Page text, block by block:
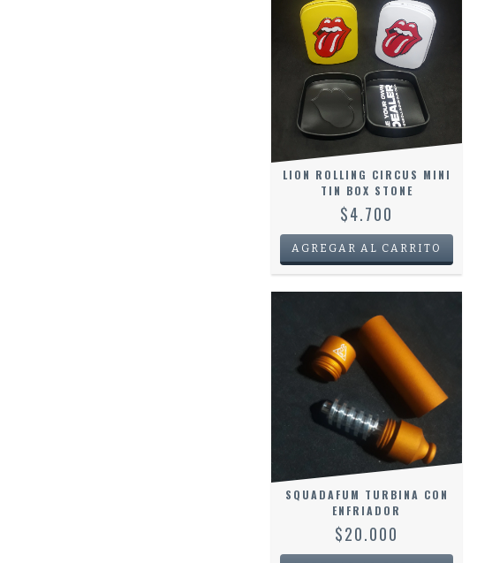
LION ROLLING CIRCUS MINI
TIN BOX STONE
$4.700
SQUADAFUM TURBINA CON
ENFRIADOR
$20.000